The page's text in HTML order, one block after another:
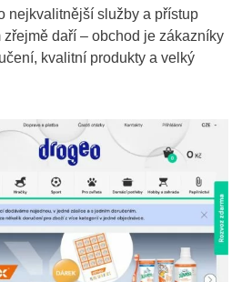
nejkvalitnější služby a přístup
zřejmě daří – obchod je zákazníky
kvalitní produkty a velký